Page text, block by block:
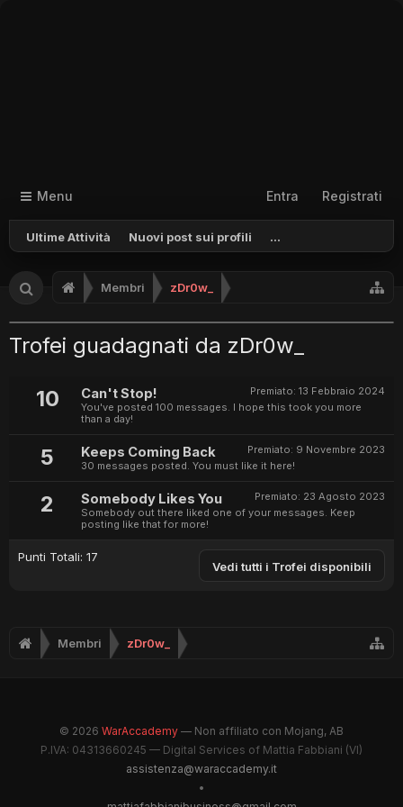
Menu
Ultime Attività Nuovi post sui profili ...
Entra Registrati
Membri zDr0w_
Trofei guadagnati da zDr0w_
10 Premiato: 13 Febbraio 2024
Can't Stop!
You've posted 100 messages. I hope this took you more
than a day!
5 Premiato: 9 Novembre 2023
Keeps Coming Back
30 messages posted. You must like it here!
2 Premiato: 23 Agosto 2023
Somebody Likes You
Somebody out there liked one of your messages. Keep
posting like that for more!
Punti Totali: 17
Vedi tutti i Trofei disponibili
Membri zDr0w_
© 2026 WarAccademy — Non affiliato con Mojang, AB
P.IVA: 04313660245 — Digital Services of Mattia Fabbiani (VI)
assistenza@waraccademy.it
•